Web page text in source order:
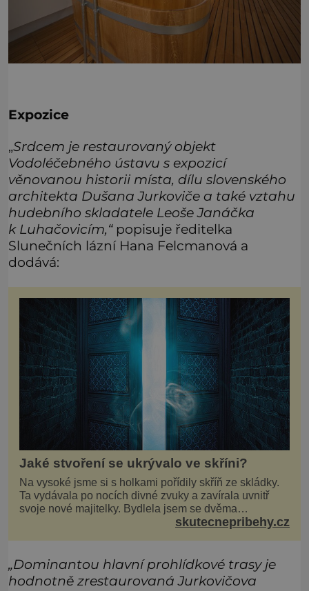
Expozice
„Srdcem je restaurovaný objekt
Vodoléčebného ústavu s expozicí
věnovanou historii místa, dílu slovenského
architekta Dušana Jurkoviče a také vztahu
hudebního skladatele Leoše Janáčka
k Luhačovicím,“ popisuje ředitelka
Slunečních lázní Hana Felcmanová a
dodává:
Jaké stvoření se ukrývalo ve skříni?
Na vysoké jsme si s holkami pořídily skříň ze skládky.
Ta vydávala po nocích divné zvuky a zavírala uvnitř
svoje nové majitelky. Bydlela jsem se dvěma
kamarádkami a bavilo nás zvelebovat si náš byt. Skoro
skutecnepribehy.cz
„Dominantou hlavní prohlídkové trasy je
hodnotně zrestaurovaná Jurkovičova